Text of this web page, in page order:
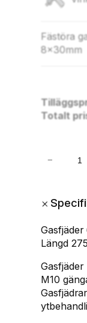
Fästöra
8x30mm
Totalt
d
e
6
2
5
m
−
+
Längd
M10